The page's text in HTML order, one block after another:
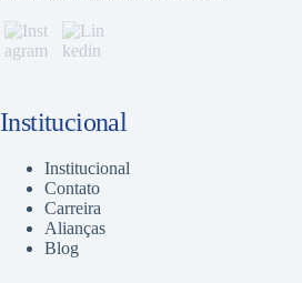
Institucional
Institucional
Contato
Carreira
Alianças
Blog